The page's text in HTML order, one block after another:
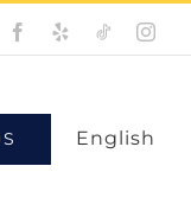
Facebook
YelpTikTok
English